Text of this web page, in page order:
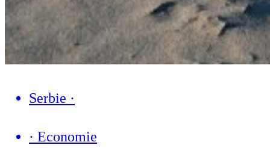
Serbie ·
· Economie